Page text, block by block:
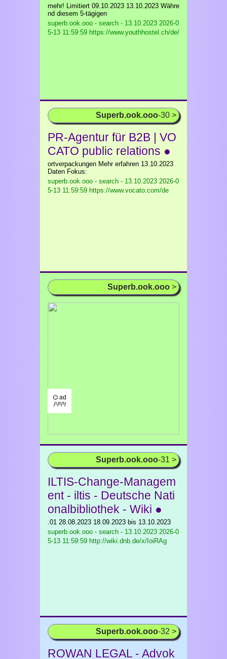
mehr! Limitiert 09.10.2023 13.10.2023 Währe
nd diesem 5-tägigen
superb.ook.ooo - search - 13.10.2023 2026-0
5-13 11:59:59 https://www.youthhostel.ch/de/
Superb.ook.ooo-30 >
PR-Agentur für B2B | VO
CATO public relations ●
ortverpackungen Mehr erfahren 13.10.2023
Daten Fokus:
superb.ook.ooo - search - 13.10.2023 2026-0
5-13 11:59:59 https://www.vocato.com/de
Superb.ook.ooo >
⌬ ad
/¹/²/³/
Superb.ook.ooo-31 >
ILTIS-Change-Managem
ent - iltis - Deutsche Nati
onalbibliothek - Wiki ●
.01 28.08.2023 18.09.2023 bis 13.10.2023
superb.ook.ooo - search - 13.10.2023 2026-0
5-13 11:59:59 http://wiki.dnb.de/x/IoiRAg
Superb.ook.ooo-32 >
ROWAN LEGAL - Advok